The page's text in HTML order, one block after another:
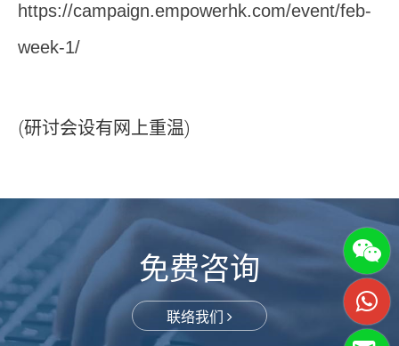
https://campaign.empowerhk.com/event/feb-
week-1/
(研讨会设有网上重温)
免费咨询
联络我们